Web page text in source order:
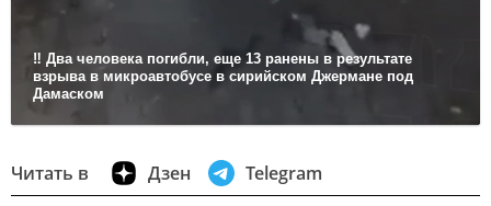
‼ Два человека погибли, еще 13 ранены в результате
взрыва в микроавтобусе в сирийском Джермане под
Дамаском
Читать в Дзен Telegram